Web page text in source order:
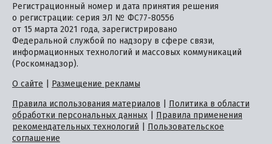
Регистрационный номер и дата принятия решения
о регистрации: серия ЭЛ № ФС77-80556
от 15 марта 2021 года, зарегистрировано
Федеральной службой по надзору в сфере связи,
информационных технологий и массовых коммуникаций
(Роскомнадзор).
О сайте
Размещение рекламы
Правила использования материалов
Политика в области
обработки персональных данных
Правила применения
рекомендательных технологий
Пользовательское
соглашение